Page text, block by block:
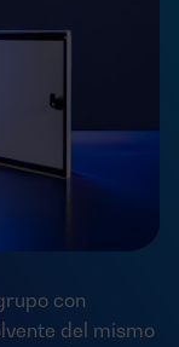
con
del mismo